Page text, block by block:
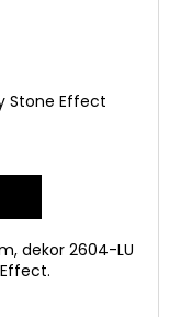
Stone Effect
dekor 2604-LU